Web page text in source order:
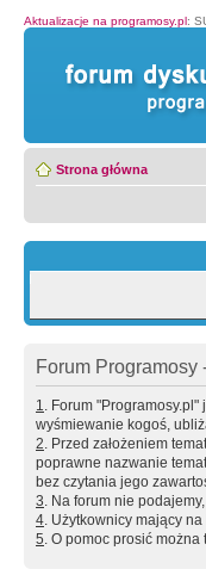
Aktualizacje na programosy.pl:
Strona główna
Forum Programosy
1. Forum
wyśmiewanie kogoś,
2. Przed założeniem
poprawne nazwanie
bez czytania jego
3. Na forum nie
4. Użytkownicy mający
5. O pomoc prosić